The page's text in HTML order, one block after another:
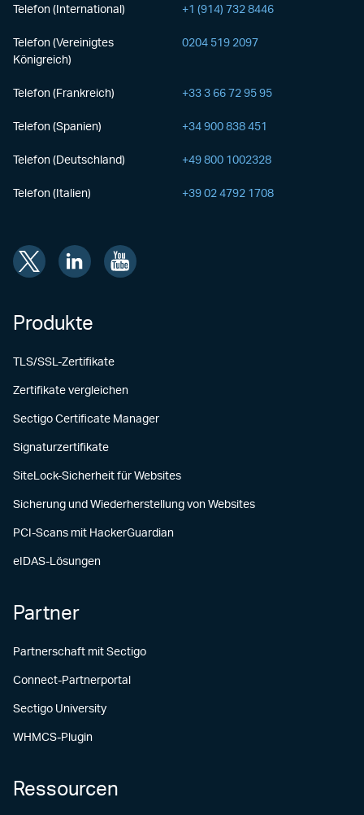
Telefon (International) +1 (914) 732 8446
Telefon (Vereinigtes
Königreich)
0204 519 2097
Telefon (Frankreich) +33 3 66 72 95 95
Telefon (Spanien) +34 900 838 451
Telefon (Deutschland) +49 800 1002328
Telefon (Italien) +39 02 4792 1708
Produkte
TLS/SSL-Zertifikate
Zertifikate vergleichen
Sectigo Certificate Manager
Signaturzertifikate
SiteLock-Sicherheit für Websites
Sicherung und Wiederherstellung von Websites
PCI-Scans mit HackerGuardian
eIDAS-Lösungen
Partner
Partnerschaft mit Sectigo
Connect-Partnerportal
Sectigo University
WHMCS-Plugin
Ressourcen